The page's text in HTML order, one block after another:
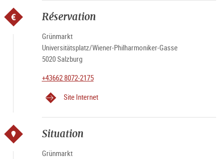
Réservation
Grünmarkt
Universitätsplatz/Wiener-Philharmoniker-Gasse
5020 Salzburg
+43662 8072-2175
Site Internet
Situation
Grünmarkt